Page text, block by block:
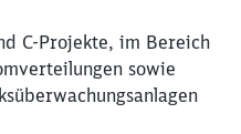
C‑Projekte, im Bereich
sowie